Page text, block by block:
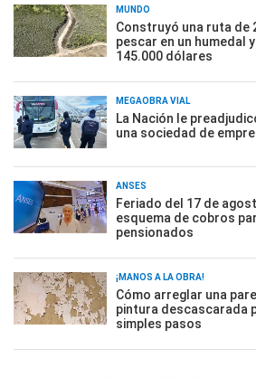
MUNDO
Construyó una ruta de
pescar en un humedal
145.000 dólares
MEGAOBRA VIAL
La Nación le
una sociedad de
ANSES
Feriado del 17 de
esquema de cobros
pensionados
¡MANOS A LA OBRA!
Cómo arreglar una
pintura descascarada
simples pasos